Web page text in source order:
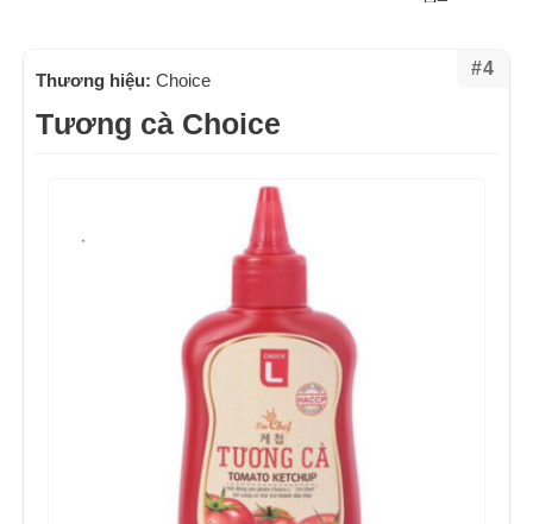
#4
Thương hiệu: Choice
Tương cà Choice